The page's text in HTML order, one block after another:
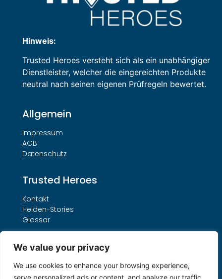
We value your privacy
We use cookies to enhance your browsing experience,
serve personalized ads or content, and analyze our traffic.
Hinweis:
Trusted Heroes versteht sich als ein unabhängiger
Dienstleister, welcher die eingereichten Produkte
neutral nach seinen eigenen Prüfregeln bewertet.
Allgemein
Impressum
AGB
Datenschutz
Trusted Heroes
Kontakt
Helden-Stories
Glossar
Leistungen
Unser THO-Verfahren
Buchungsformular